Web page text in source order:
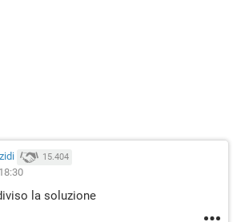
15.404
la soluzione